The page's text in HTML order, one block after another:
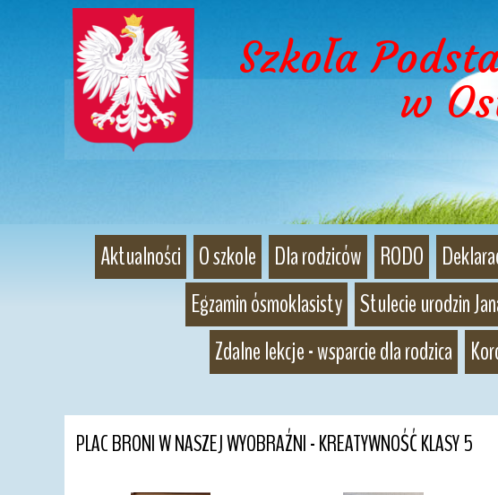
Szkoła
w
Aktualności O szkole Dla rodziców RODO
Egzamin ósmoklasisty Stulecie urodzin
Zdalne lekcje - wsparcie dla rodzica
PLAC BRONI W NASZEJ WYOBRAŹNI - KREATYWNOŚĆ KLASY 5